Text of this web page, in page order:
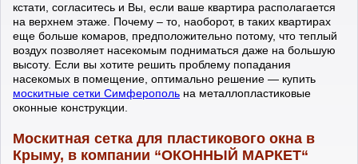
кстати, согласитесь и Вы, если ваше квартира располагается
на верхнем этаже. Почему – то, наоборот, в таких квартирах
еще больше комаров, предположительно потому, что теплый
воздух позволяет насекомым подниматься даже на большую
высоту. Если вы хотите решить проблему попадания
насекомых в помещение, оптимально решение — купить
москитные сетки Симферополь на металлопластиковые
оконные конструкции.
Москитная сетка для пластикового окна в
Крыму, в компании “ОКОННЫЙ МАРКЕТ“